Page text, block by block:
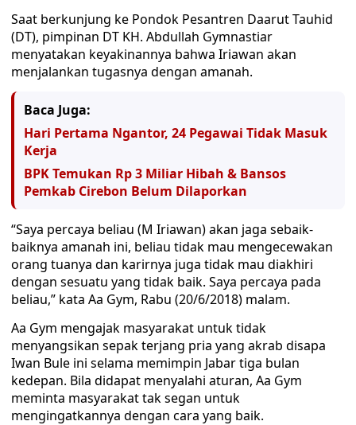
Saat berkunjung ke Pondok Pesantren Daarut Tauhid
(DT), pimpinan DT KH. Abdullah Gymnastiar
menyatakan keyakinannya bahwa Iriawan akan
menjalankan tugasnya dengan amanah.
Baca Juga:
Hari Pertama Ngantor, 24 Pegawai Tidak Masuk
Kerja
BPK Temukan Rp 3 Miliar Hibah & Bansos
Pemkab Cirebon Belum Dilaporkan
“Saya percaya beliau (M Iriawan) akan jaga sebaik-
baiknya amanah ini, beliau tidak mau mengecewakan
orang tuanya dan karirnya juga tidak mau diakhiri
dengan sesuatu yang tidak baik. Saya percaya pada
beliau,” kata Aa Gym, Rabu (20/6/2018) malam.
Aa Gym mengajak masyarakat untuk tidak
menyangsikan sepak terjang pria yang akrab disapa
Iwan Bule ini selama memimpin Jabar tiga bulan
kedepan. Bila didapat menyalahi aturan, Aa Gym
meminta masyarakat tak segan untuk
mengingatkannya dengan cara yang baik.